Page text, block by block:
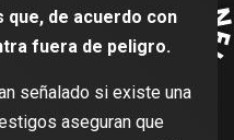
que, de acuerdo con
fuera de peligro.
señalado si existe una
aseguran que